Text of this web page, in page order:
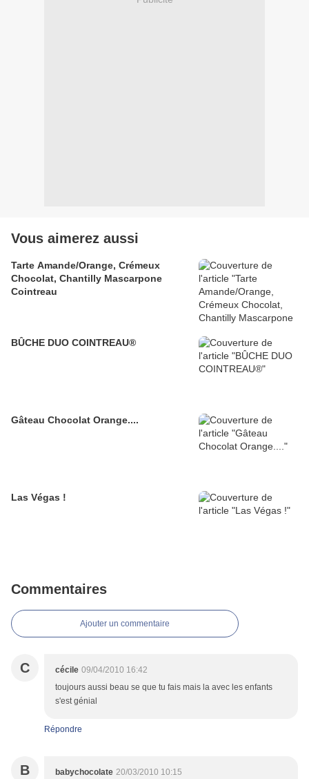
Vous aimerez aussi
Tarte Amande/Orange, Crémeux
Chocolat, Chantilly Mascarpone
Cointreau
BÛCHE DUO COINTREAU®
Gâteau Chocolat Orange....
Las Végas !
Commentaires
Ajouter un commentaire
C cécile 09/04/2010 16:42
toujours aussi beau se que tu fais mais la avec les enfants
s'est génial
Répondre
B babychocolate 20/03/2010 10:15